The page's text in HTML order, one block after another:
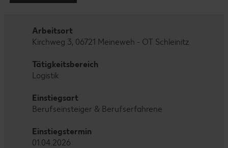
Arbeitsort
Kirchweg 3, 06721 Meineweh - OT Schleinitz
Tätigkeitsbereich
Logistik
Einstiegsart
Berufseinsteiger & Berufserfahrene
Einstiegstermin
01.04.2026